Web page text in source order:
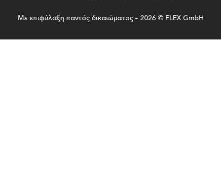
Με επιφύλαξη παντός δικαιώματος – 2026 © FLEX GmbH